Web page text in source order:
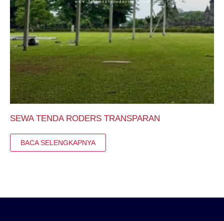
SEWA TENDA RODERS TRANSPARAN
BACA SELENGKAPNYA